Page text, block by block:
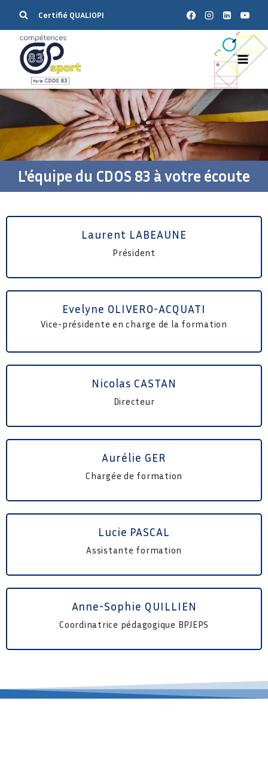
Certifié QUALIOPI
L'équipe du CDOS 83 à votre écoute
Laurent LABEAUNE
Président
Evelyne OLIVERO-ACQUATI
Vice-présidente en charge de la formation
Nicolas CASTAN
Directeur
Aurélie GER
Chargée de formation
Lucie PASCAL
Assistante formation
Anne-Sophie QUILLIEN
Coordinatrice pédagogique BPJEPS